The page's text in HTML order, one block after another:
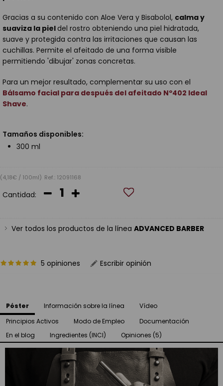
Gracias a su contenido con Aloe Vera y Bisabolol, calma y
suaviza la pieldel rostro obteniendo una piel hidratada,
suave y protegida contra las irritaciones que causan las
cuchillas. Permite el afeitado de una forma visible
permitiendo 'dibujar' zonas concretas.
Para un mejor resultado, complementar su uso con el
Bálsamo facial para después del afeitado Nº402 Ideal
Shave.
Tamaños disponibles:
300 ml
(4,18€ / 100ml) Ref.: 12091168
Cantidad:
Ver todos los productos de la línea ADVANCED BARBER
5 opiniones Escribir opinión
Póster Información sobre la línea
Vídeo
Principios Activos
Modo de Empleo
Documentación
En el blog
Ingredientes (INCI) Opiniones (5)